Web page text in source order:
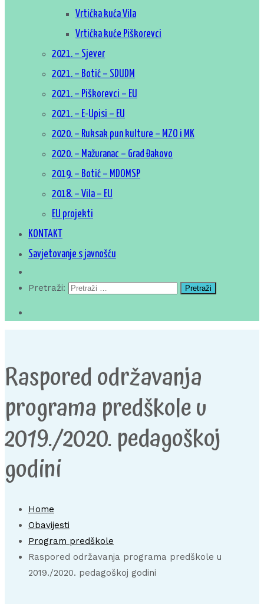
Vrtićka kuća Vila
Vrtićka kuće Piškorevci
2021. – Sjever
2021. – Botić – SDUDM
2021. – Piškorevci – EU
2021. – E-Upisi – EU
2020. – Ruksak pun kulture – MZO i MK
2020. – Mažuranac – Grad Đakovo
2019. – Botić – MDOMSP
2018. – Vila – EU
EU projekti
KONTAKT
Savjetovanje s javnošću
Pretraži:
Raspored održavanja
programa predškole u
2019./2020. pedagoškoj
godini
Home
Obavijesti
Program predškole
Raspored održavanja programa predškole u
2019./2020. pedagoškoj godini